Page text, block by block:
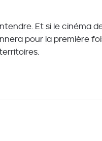
Et si le cinéma
pour la première